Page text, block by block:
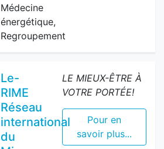
Médecine
énergétique,
Regroupement
Le-
RIME
Réseau
international
du
LE MIEUX-ÊTRE À
VOTRE PORTÉE!
Pour en
savoir plus...